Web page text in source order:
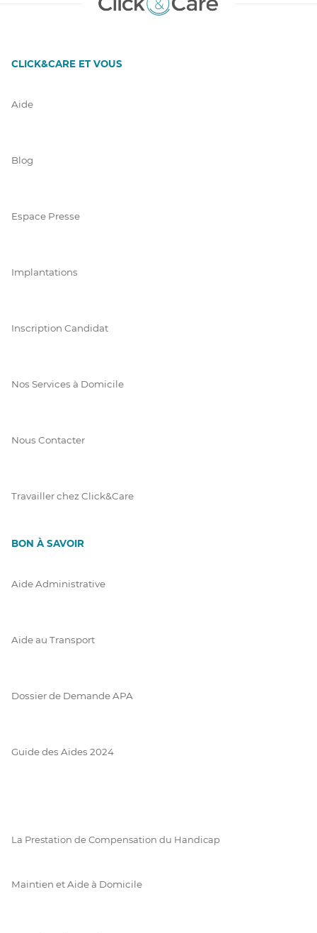
CLICK&CARE ET VOUS
Aide
Blog
Espace Presse
Implantations
Inscription Candidat
Nos Services à Domicile
Nous Contacter
Travailler chez Click&Care
BON À SAVOIR
Aide Administrative
Aide au Transport
Dossier de Demande APA
Guide des Aides 2024
La Prestation de Compensation du Handicap
Maintien et Aide à Domicile